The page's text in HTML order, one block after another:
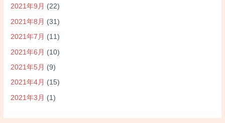
2021年9月 (22)
2021年8月 (31)
2021年7月 (11)
2021年6月 (10)
2021年5月 (9)
2021年4月 (15)
2021年3月 (1)